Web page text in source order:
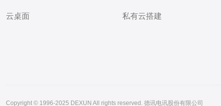
云桌面 私有云搭建
Copyright © 1996-2025 DEXUN All rights reserved. 德讯电讯股份有限公司